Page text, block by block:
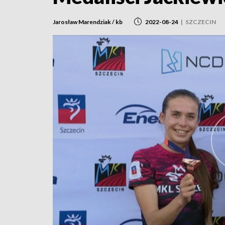
Jarosław Marendziak / kb 2022-08-24 | SZCZECIN